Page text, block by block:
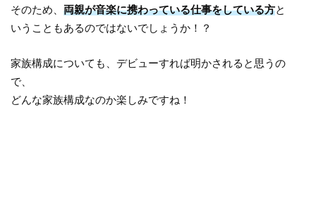
そのため、両親が音楽に携わっている仕事をしている方と
いうこともあるのではないでしょうか！？
家族構成についても、デビューすれば明かされると思うの
で、
どんな家族構成なのか楽しみですね！